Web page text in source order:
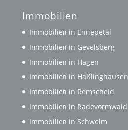
Immobilien
Immobilien in Ennepetal
Immobilien in Gevelsberg
Immobilien in Hagen
Immobilien in Haßlinghausen
Immobilien in Remscheid
Immobilien in Radevormwald
Immobilien in Schwelm